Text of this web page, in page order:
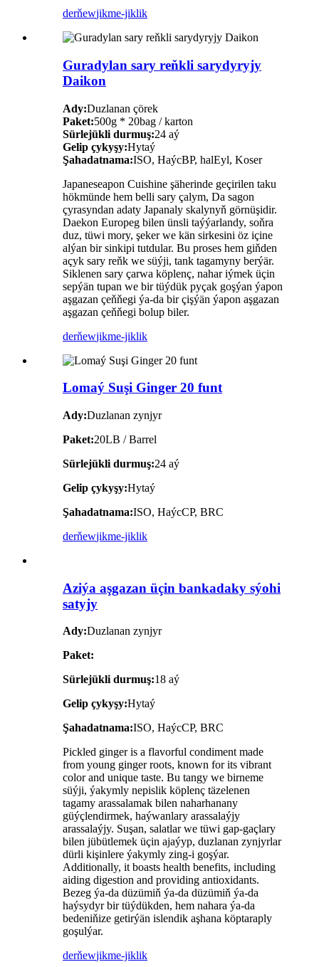
derňewjikme-jiklik
Guradylan sary reňkli sarydyryjy
Daikon
Ady:Duzlanan çörek
Paket:500g * 20bag / karton
Sürlejükli durmuş:24 aý
Gelip çykyşy:Hytaý
Şahadatnama:ISO, HaýcBP, halEyl, Koser
Japaneseapon Cuishine şäherinde geçirilen taku
hökmünde hem belli sary çalym, Da sagon
çyrasyndan adaty Japanaly skalynyň görnüşidir.
Daekon Europeg bilen ünsli taýýarlandy, soňra
duz, tüwi mory, şeker we kän sirkesini öz içine
alýan bir sinkipi tutdular. Bu proses hem giňden
açyk sary reňk we süýji, tank tagamyny berýär.
Siklenen sary çarwa köplenç, nahar iýmek üçin
sepýän tupan we bir tüýdük pyçak goşýan ýapon
aşgazan çeňňegi ýa-da bir çişýän ýapon aşgazan
aşgazan çeňňegi bolup biler.
derňewjikme-jiklik
Lomaý Suşi Ginger 20 funt
Ady:Duzlanan zynjyr
Paket:20LB / Barrel
Sürlejükli durmuş:24 aý
Gelip çykyşy:Hytaý
Şahadatnama:ISO, HaýcCP, BRC
derňewjikme-jiklik
Aziýa aşgazan üçin bankadaky sýohi
satyjy
Ady:Duzlanan zynjyr
Paket:
Sürlejükli durmuş:18 aý
Gelip çykyşy:Hytaý
Şahadatnama:ISO, HaýcCP, BRC
Pickled ginger is a flavorful condiment made
from young ginger roots, known for its vibrant
color and unique taste. Bu tangy we birneme
süýji, ýakymly nepislik köplenç täzelenen
tagamy arassalamak bilen naharhanany
güýçlendirmek, haýwanlary arassalaýjy
arassalaýjy. Suşan, salatlar we tüwi gap-gaçlary
bilen jübütlemek üçin ajaýyp, duzlanan zynjyrlar
dürli kişinlere ýakymly zing-i goşýar.
Additionally, it boasts health benefits, including
aiding digestion and providing antioxidants.
Bezeg ýa-da düzümiň ýa-da düzümiň ýa-da
haýsydyr bir tüýdükden, hem nahara ýa-da
bedeniňize getirýän islendik aşhana köptaraply
goşulýar.
derňewjikme-jiklik